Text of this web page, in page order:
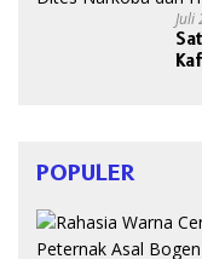
Juli
POPULER